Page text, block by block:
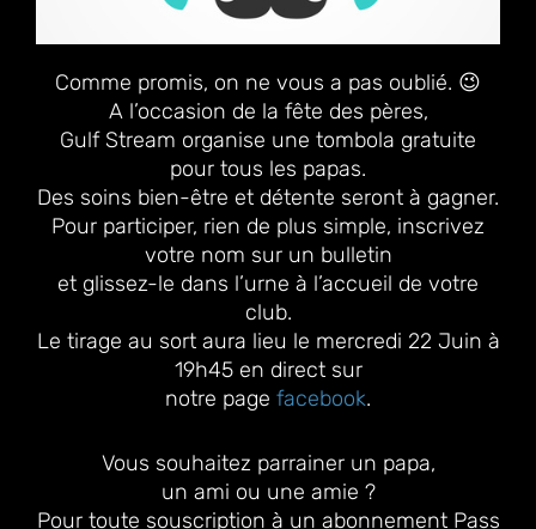
Comme promis, on ne vous a pas oublié. 😉
A l’occasion de la fête des pères,
Gulf Stream organise une tombola gratuite
pour tous les papas.
Des soins bien-être et détente seront à gagner.
Pour participer, rien de plus simple, inscrivez
votre nom sur un bulletin
et glissez-le dans l’urne à l’accueil de votre
club.
Le tirage au sort aura lieu le mercredi 22 Juin à
19h45 en direct sur
notre page facebook.
Vous souhaitez parrainer un papa,
un ami ou une amie ?
Pour toute souscription à un abonnement Pass